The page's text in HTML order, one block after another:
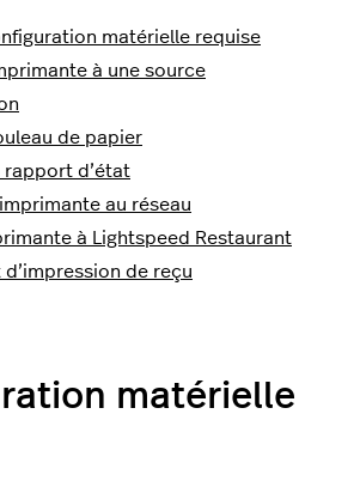
matérielle requise
à une source
de papier
d’état
au réseau
à Lightspeed Restaurant
d’impression de reçu
matérielle